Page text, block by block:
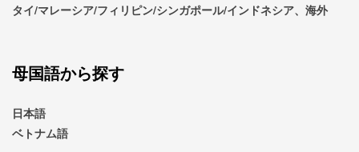
タイ/マレーシア/フィリピン/シンガポール/インドネシア、海外
母国語から探す
日本語
ベトナム語